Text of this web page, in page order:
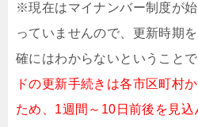
※現在はマイナンバー制度が
っていませんので、更新時期
確にはわからないということ
ドの更新手続きは各市区町村
ため、1週間～10日前後を見込